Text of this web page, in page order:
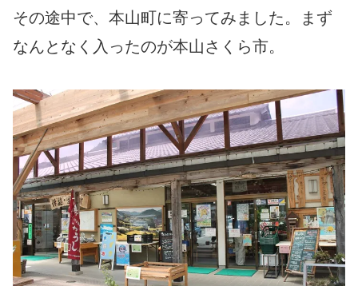
その途中で、本山町に寄ってみました。まず
なんとなく入ったのが本山さくら市。